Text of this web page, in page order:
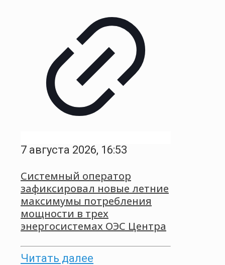
7 августа 2026, 16:53
Системный оператор
зафиксировал новые летние
максимумы потребления
мощности в трех
энергосистемах ОЭС Центра
Читать далее